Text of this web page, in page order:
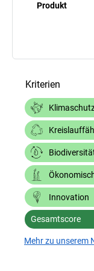
Produkt
Kriterien
Innovation
Gesamtscore
Mehr zu unserem